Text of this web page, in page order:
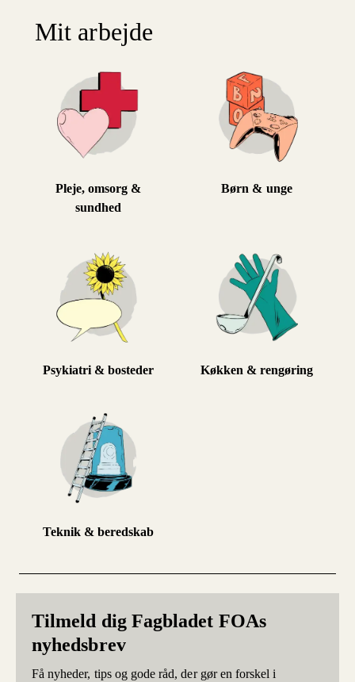
Mit arbejde
Pleje, omsorg &
sundhed
Børn & unge
Psykiatri & bosteder Køkken & rengøring
Teknik & beredskab
Tilmeld dig Fagbladet FOAs
nyhedsbrev
Få nyheder, tips og gode råd, der gør en forskel i